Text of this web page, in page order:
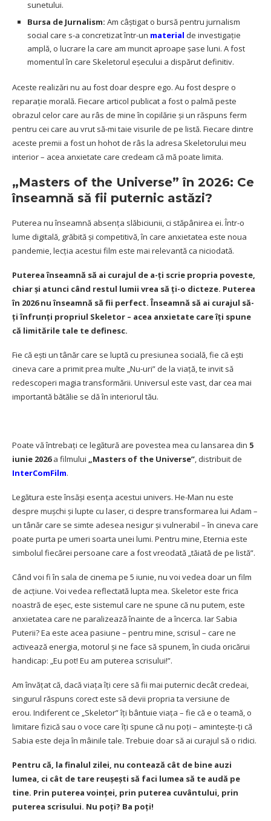
sunetului.
Bursa de Jurnalism: Am câștigat o bursă pentru jurnalism
social care s-a concretizat într-un material de investigație
amplă, o lucrare la care am muncit aproape șase luni. A fost
momentul în care Skeletorul eșecului a dispărut definitiv.
Aceste realizări nu au fost doar despre ego. Au fost despre o
reparație morală. Fiecare articol publicat a fost o palmă peste
obrazul celor care au râs de mine în copilărie și un răspuns ferm
pentru cei care au vrut să-mi taie visurile de pe listă. Fiecare dintre
aceste premii a fost un hohot de râs la adresa Skeletorului meu
interior – acea anxietate care credeam că mă poate limita.
„Masters of the Universe” în 2026: Ce
înseamnă să fii puternic astăzi?
Puterea nu înseamnă absența slăbiciunii, ci stăpânirea ei. Într-o
lume digitală, grăbită și competitivă, în care anxietatea este noua
pandemie, lecția acestui film este mai relevantă ca niciodată.
Puterea înseamnă să ai curajul de a-ți scrie propria poveste,
chiar și atunci când restul lumii vrea să ți-o dicteze. Puterea
în 2026 nu înseamnă să fii perfect. Înseamnă să ai curajul să-
ți înfrunți propriul Skeletor – acea anxietate care îți spune
că limitările tale te definesc.
Fie că ești un tânăr care se luptă cu presiunea socială, fie că ești
cineva care a primit prea multe „Nu-uri” de la viață, te invit să
redescoperi magia transformării. Universul este vast, dar cea mai
importantă bătălie se dă în interiorul tău.
Poate vă întrebați ce legătură are povestea mea cu lansarea din 5
iunie 2026a filmului „Masters of the Universe”, distribuit de
InterComFilm.
Legătura este însăși esența acestui univers. He-Man nu este
despre mușchi și lupte cu laser, ci despre transformarea lui Adam –
un tânăr care se simte adesea nesigur și vulnerabil – în cineva care
poate purta pe umeri soarta unei lumi. Pentru mine, Eternia este
simbolul fiecărei persoane care a fost vreodată „tăiată de pe listă”.
Când voi fi în sala de cinema pe 5 iunie, nu voi vedea doar un film
de acțiune. Voi vedea reflectată lupta mea. Skeletor este frica
noastră de eșec, este sistemul care ne spune că nu putem, este
anxietatea care ne paralizează înainte de a încerca. Iar Sabia
Puterii? Ea este acea pasiune – pentru mine, scrisul – care ne
activează energia, motorul și ne face să spunem, în ciuda oricărui
handicap: „Eu pot! Eu am puterea scrisului!”.
Am învățat că, dacă viața îți cere să fii mai puternic decât credeai,
singurul răspuns corect este să devii propria ta versiune de
erou. Indiferent ce „Skeletor” îți bântuie viața – fie că e o teamă, o
limitare fizică sau o voce care îți spune că nu poți – amintește-ți că
Sabia este deja în mâinile tale. Trebuie doar să ai curajul să o ridici.
Pentru că, la finalul zilei, nu contează cât de bine auzi
lumea, ci cât de tare reușești să faci lumea să te audă pe
tine. Prin puterea voinței, prin puterea cuvântului, prin
puterea scrisului. Nu poți? Ba poți!